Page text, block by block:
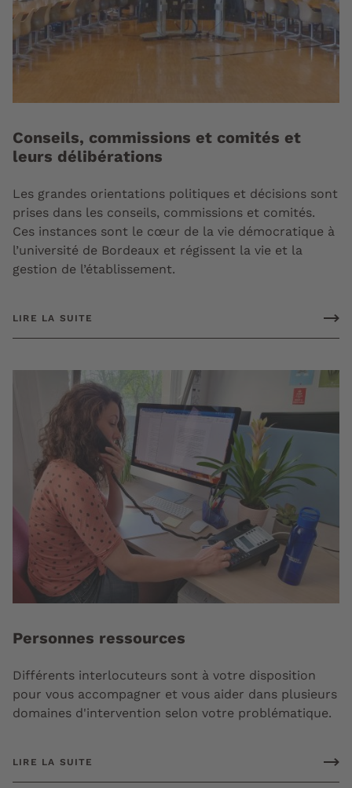
Conseils, commissions et comités et
leurs délibérations
Les grandes orientations politiques et décisions sont
prises dans les conseils, commissions et comités.
Ces instances sont le cœur de la vie démocratique à
l’université de Bordeaux et régissent la vie et la
gestion de l’établissement.
LIRE LA SUITE
Personnes ressources
Différents interlocuteurs sont à votre disposition
pour vous accompagner et vous aider dans plusieurs
domaines d'intervention selon votre problématique.
LIRE LA SUITE